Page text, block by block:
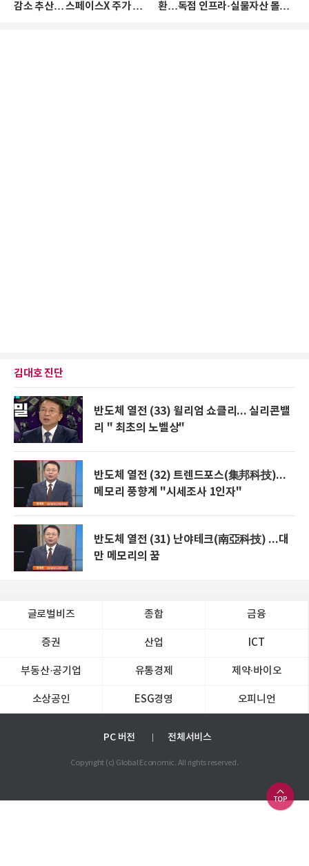
감소 추산… 스페이스X 주가 하
환…독점 인프라·실물자산 몰린
김대호 진단
반도체 열전 (33) 윌리엄 쇼클리... 실리콘밸
리 " 최초의 노벨상"
반도체 열전 (32) 트렌드포스(集邦科技)...
메모리 풍향계 "시세조사 1인자"
반도체 열전 (31) 난야테크(南亞科技) ...대
만 메모리의 꿈
글로벌비즈 종합 금융
증권 산업 ICT
부동산·공기업 유통경제 제약∙바이오
소상공인 ESG경영 오피니언
PC 버전 전체서비스
Copyright (c) Global Economic. All rights reserved.